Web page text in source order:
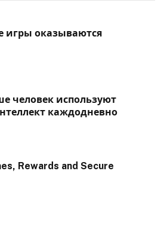
игры оказываются
человек используют
каждодневно
Rewards and Secure